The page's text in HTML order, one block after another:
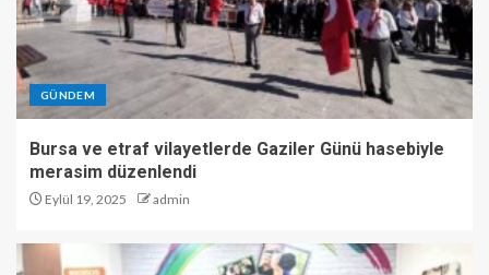
GÜNDEM
Bursa ve etraf vilayetlerde Gaziler Günü hasebiyle
merasim düzenlendi
Eylül 19, 2025 admin